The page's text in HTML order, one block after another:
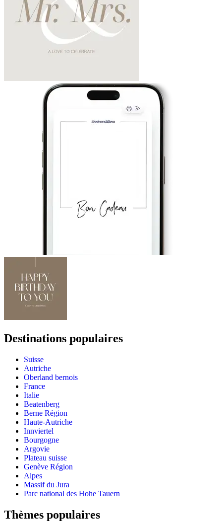
Destinations populaires
Suisse
Autriche
Oberland bernois
France
Italie
Beatenberg
Berne Région
Haute-Autriche
Innviertel
Bourgogne
Argovie
Plateau suisse
Genève Région
Alpes
Massif du Jura
Parc national des Hohe Tauern
Thèmes populaires